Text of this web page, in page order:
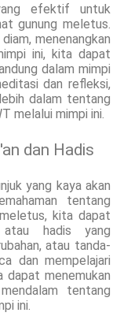
efektif untuk
gunung meletus.
menenangkan
ini, kita dapat
dalam mimpi
dan refleksi,
dalam tentang
melalui mimpi ini.
dan Hadis
yang kaya akan
tentang
kita dapat
hadis yang
atau tanda-
dan mempelajari
menemukan
tentang
ini.